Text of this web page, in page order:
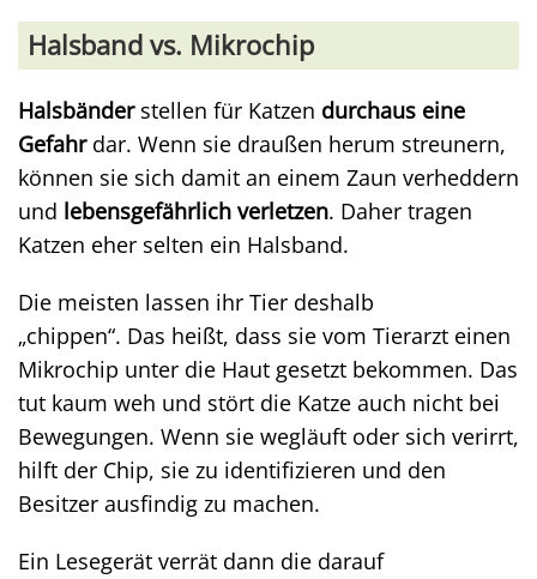
Halsband vs. Mikrochip
Halsbänderstellen für Katzen durchaus eine
Gefahrdar. Wenn sie draußen herum streunern,
können sie sich damit an einem Zaun verheddern
und lebensgefährlich verletzen. Daher tragen
Katzen eher selten ein Halsband.
Die meisten lassen ihr Tier deshalb
„chippen“. Das heißt, dass sie vom Tierarzt einen
Mikrochip unter die Haut gesetzt bekommen. Das
tut kaum weh und stört die Katze auch nicht bei
Bewegungen. Wenn sie wegläuft oder sich verirrt,
hilft der Chip, sie zu identifizieren und den
Besitzer ausfindig zu machen.
Ein Lesegerät verrät dann die darauf